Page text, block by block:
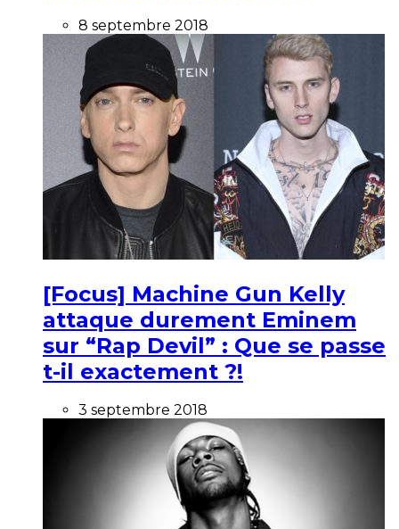
8 septembre 2018
[Focus] Machine Gun Kelly
attaque durement Eminem
sur “Rap Devil” : Que se passe
t-il exactement ?!
3 septembre 2018